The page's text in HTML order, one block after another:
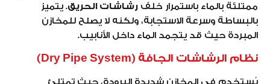
ممتلئة بالماء باستمرار خلف رشاشات الحريق. يتميز
بالبساطة وسرعة الاستجابة، ولكنه لا يصلح للمخازن
المبردة حيث قد يتجمد الماء داخل الأنابيب.
نظام الرشاشات الجافة (Dry Pipe System)
يُستخدم في المخازن شديدة البرودة، حيث تمتلئ